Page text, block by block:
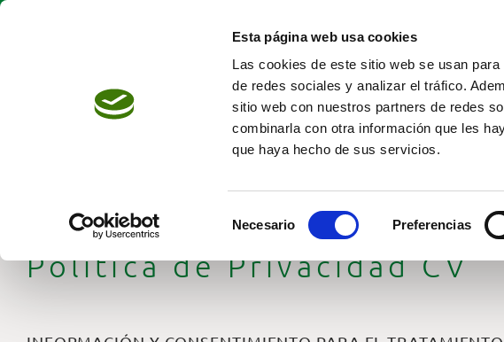
Esta página web usa cookies
Las cookies de este sitio web se usan
de redes sociales y analizar el tráfico.
sitio web con nuestros partners de redes
combinarla con otra información que les
que haya hecho de sus servicios.
Necesario Preferencias
Skip
Política de Privacidad CV